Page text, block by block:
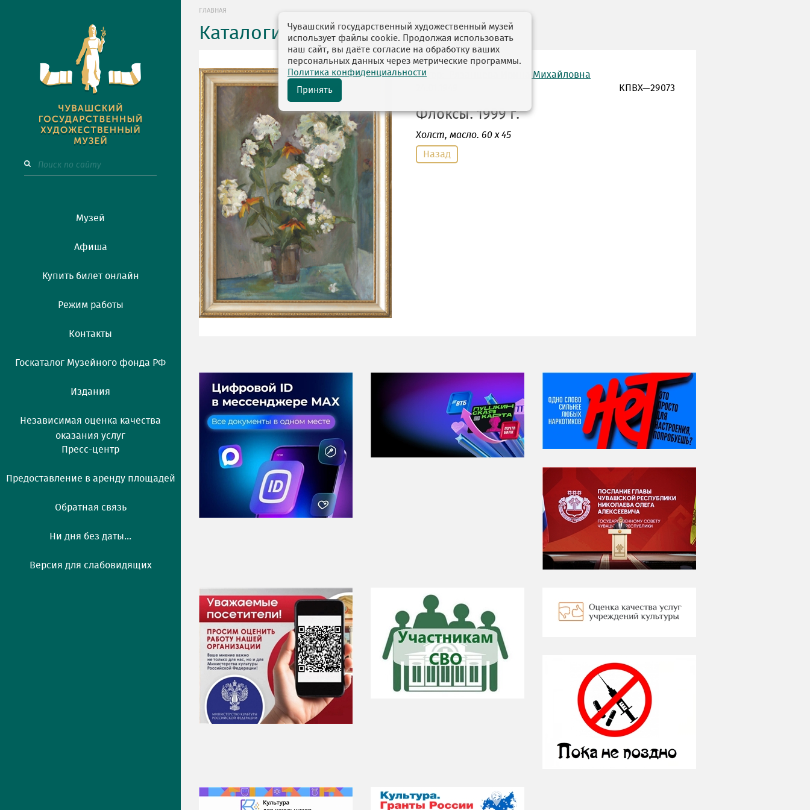
Музей
Афиша
Купить билет онлайн
Режим работы
Контакты
Госкаталог Музейного фонда РФ
Издания
Независимая оценка качества
оказания услуг
Пресс-центр
Предоставление в аренду площадей
Обратная связь
Ни дня без даты...
Версия для слабовидящих
ГЛАВНАЯ
Каталоги выставок
автор: Рязанцева Ирина Михайловна
КПВХ—29073
Флоксы. 1999 г.
Холст, масло. 60 х 45
Назад
НИ ДНЯ БЕЗ ДАТЫ...
07 августа
Я встретил вас – и
всё былое...
Чувашский государственный художественный музей
использует файлы cookie. Продолжая использовать
наш сайт, вы даёте согласие на обработку ваших
персональных данных через метрические программы.
Политика конфиденциальности
Принять